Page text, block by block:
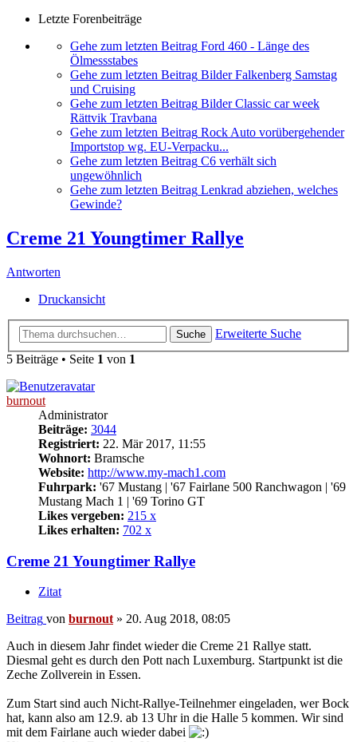
Letzte Forenbeiträge
Gehe zum letzten Beitrag Ford 460 - Länge des
Ölmessstabes
Gehe zum letzten Beitrag Bilder Falkenberg Samstag
und Cruising
Gehe zum letzten Beitrag Bilder Classic car week
Rättvik Travbana
Gehe zum letzten Beitrag Rock Auto vorübergehender
Importstop wg. EU-Verpacku...
Gehe zum letzten Beitrag C6 verhält sich
ungewöhnlich
Gehe zum letzten Beitrag Lenkrad abziehen, welches
Gewinde?
Creme 21 Youngtimer Rallye
Antworten
Druckansicht
Suche
Erweiterte Suche
5 Beiträge • Seite 1 von 1
burnout
Administrator
Beiträge: 3044
Registriert: 22. Mär 2017, 11:55
Wohnort: Bramsche
Website: http://www.my-mach1.com
Fuhrpark: '67 Mustang | '67 Fairlane 500 Ranchwagon | '69
Mustang Mach 1 | '69 Torino GT
Likes vergeben: 215 x
Likes erhalten: 702 x
Creme 21 Youngtimer Rallye
Zitat
Beitrag von burnout » 20. Aug 2018, 08:05
Auch in diesem Jahr findet wieder die Creme 21 Rallye statt.
Diesmal geht es durch den Pott nach Luxemburg. Startpunkt ist die
Zeche Zollverein in Essen.
Zum Start sind auch Nicht-Rallye-Teilnehmer eingeladen, wer Bock
hat, kann also am 12.9. ab 13 Uhr in die Halle 5 kommen. Wir sind
mit dem Fairlane auch wieder dabei